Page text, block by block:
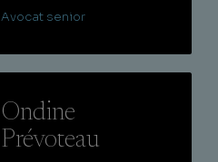
Avocat senior
Ondine
Prévoteau